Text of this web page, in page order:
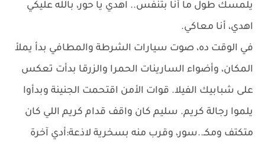
يلمسك طول ما أنا بتنفس.. اهدي يا حور، بالله عليكي
اهدي، أنا معاكي.
في الوقت ده، صوت سيارات الشرطة والمطافي بدأ يملأ
المكان، وأضواء السارينات الحمرا والزرقا بدأت تعكس
على شبابيك الفيلا. قوات الأمن اقتحمت الجنينة وبدأوا
يلموا رجالة كريم. سليم كان واقف قدام كريم اللي كان
متكتف ومكـ..سور، وقرب منه بسخرية لاذعة:أدي آخرة